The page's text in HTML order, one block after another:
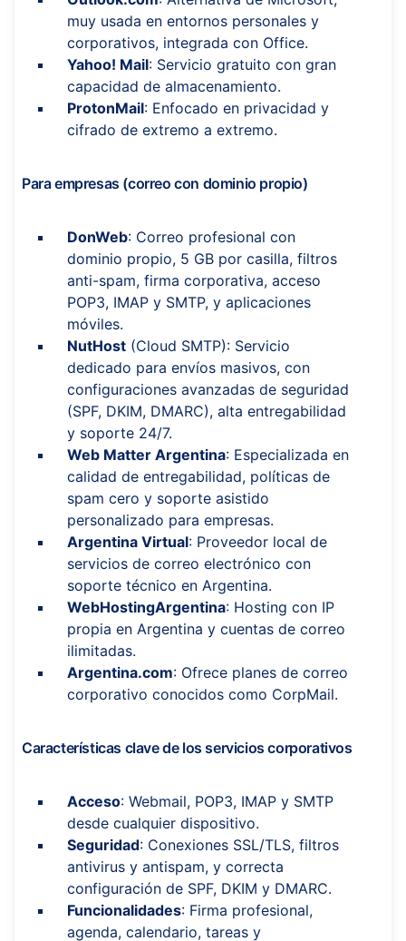
muy usada en entornos personales y
corporativos, integrada con Office.
Yahoo! Mail: Servicio gratuito con gran
capacidad de almacenamiento.
ProtonMail: Enfocado en privacidad y
cifrado de extremo a extremo.
Para empresas (correo con dominio propio)
DonWeb: Correo profesional con
dominio propio, 5 GB por casilla, filtros
anti-spam, firma corporativa, acceso
POP3, IMAP y SMTP, y aplicaciones
móviles.
NutHost (Cloud SMTP): Servicio
dedicado para envíos masivos, con
configuraciones avanzadas de seguridad
(SPF, DKIM, DMARC), alta entregabilidad
y soporte 24/7.
Web Matter Argentina: Especializada en
calidad de entregabilidad, políticas de
spam cero y soporte asistido
personalizado para empresas.
Argentina Virtual: Proveedor local de
servicios de correo electrónico con
soporte técnico en Argentina.
WebHostingArgentina: Hosting con IP
propia en Argentina y cuentas de correo
ilimitadas.
Argentina.com: Ofrece planes de correo
corporativo conocidos como CorpMail.
Características clave de los servicios corporativos
Acceso: Webmail, POP3, IMAP y SMTP
desde cualquier dispositivo.
Seguridad: Conexiones SSL/TLS, filtros
antivirus y antispam, y correcta
configuración de SPF, DKIM y DMARC.
Funcionalidades: Firma profesional,
agenda, calendario, tareas y